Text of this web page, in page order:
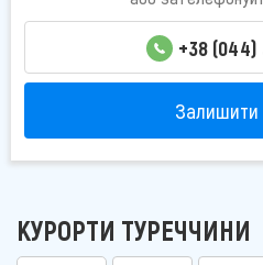
+38
Залишити
КУРОРТИ ТУРЕЧЧИНИ